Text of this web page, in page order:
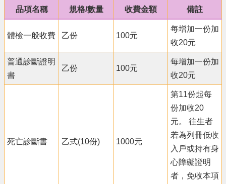
回
頁
網
站
導
箱
品項名稱 規格/數量 收費金額 備註
體檢一般收費 乙份 100元
每增加一份加
收20元
普通診斷證明
書
乙份 100元
每增加一份加
收20元
死亡診斷書 乙式(10份) 1000元
第11份起每
份加收20
元。 往生者
若為列冊低收
入戶或持有身
心障礙證明
者，免收本項